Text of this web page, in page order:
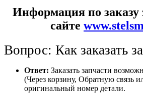
Информация по заказу
сайте
Вопрос: Как заказать
Ответ: Заказать запчасти
(Через корзину, Обратную связь
оригинальный номер детали.